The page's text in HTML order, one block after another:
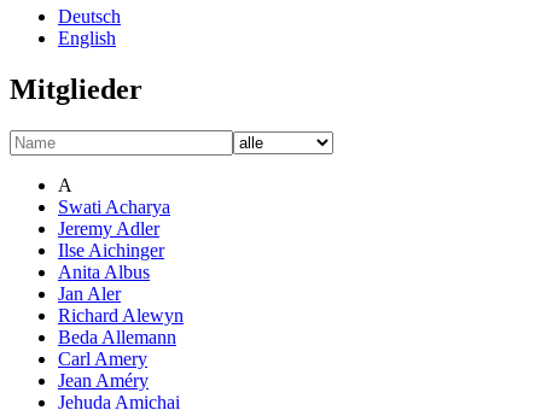
Deutsch
English
Mitglieder
A
Swati Acharya
Jeremy Adler
Ilse Aichinger
Anita Albus
Jan Aler
Richard Alewyn
Beda Allemann
Carl Amery
Jean Améry
Jehuda Amichai